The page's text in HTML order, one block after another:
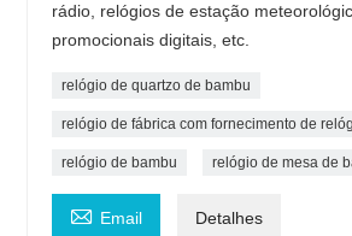
rádio, relógios de estação
promocionais digitais, etc.
relógio de quartzo de bambu
relógio de fábrica com fornecimento de
relógio de bambu relógio de mesa de
 Email Detalhes